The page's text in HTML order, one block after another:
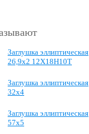
Заглушка эллиптическая
26,9х2 12Х18Н10Т
Заглушка эллиптическая
32х4
Заглушка эллиптическая
57х5